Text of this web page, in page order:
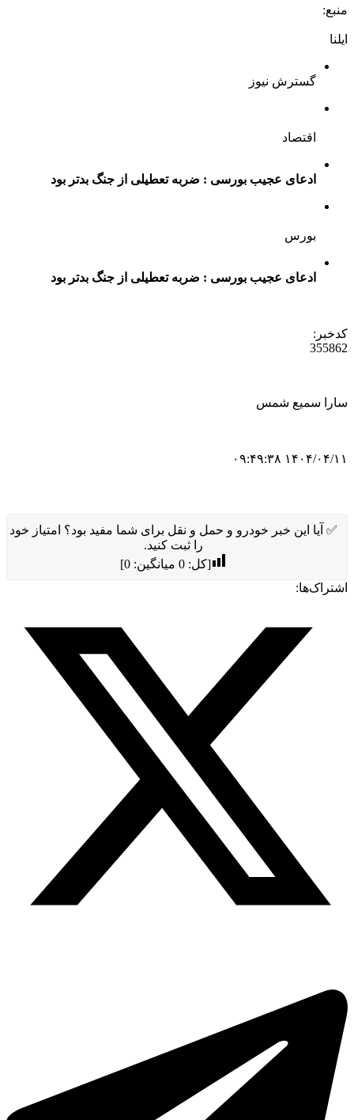
منبع:
ایلنا
گسترش نیوز
اقتصاد
ادعای عجیب بورسی : ضربه تعطیلی از جنگ بدتر بود
بورس
ادعای عجیب بورسی : ضربه تعطیلی از جنگ بدتر بود
کدخبر:
355862
سارا سمیع شمس
۱۴۰۴/۰۴/۱۱ ۰۹:۴۹:۳۸
✅ آیا این خبر خودرو و حمل و نقل برای شما مفید بود؟ امتیاز خود
را ثبت کنید.
[کل:0 میانگین:0
]
اشتراک‌ها: